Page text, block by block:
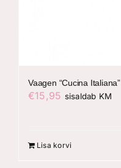
Vaagen “Cucina Italiana”
€15,95 sisaldab KM
Lisa korvi